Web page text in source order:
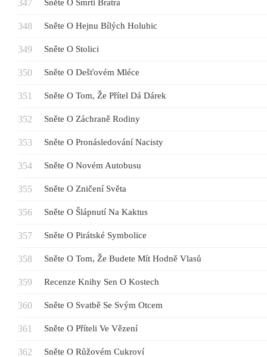
Sněte O Smrti Bratra
Sněte O Hejnu Bílých Holubic
Sněte O Stolici
Sněte O Dešťovém Mléce
Sněte O Tom, Že Přítel Dá Dárek
Sněte O Záchraně Rodiny
Sněte O Pronásledování Nacisty
Sněte O Novém Autobusu
Sněte O Zničení Světa
Sněte O Šlápnutí Na Kaktus
Sněte O Pirátské Symbolice
Sněte O Tom, Že Budete Mít Hodně Vlasů
Recenze Knihy Sen O Kostech
Sněte O Svatbě Se Svým Otcem
Sněte O Příteli Ve Vězení
Sněte O Růžovém Cukroví